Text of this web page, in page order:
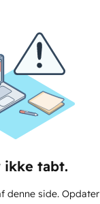
ikke tabt.
side.